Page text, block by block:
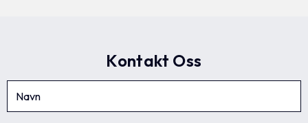
Kontakt Oss